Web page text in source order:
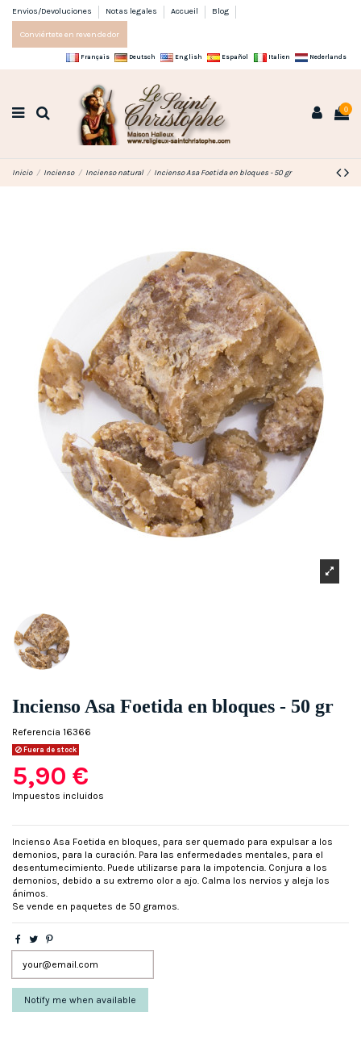
Envios/Devoluciones Notas legales Accueil Blog
Conviértete en revendedor
Français Deutsch English Español Italien Nederlands
0
Inicio Incienso Incienso natural Incienso Asa Foetida en bloques - 50 gr
Incienso Asa Foetida en bloques - 50 gr
Referencia 16366
Fuera de stock
5,90 €
Impuestos incluidos
Incienso Asa Foetida en bloques, para ser quemado para expulsar a los
demonios, para la curación. Para las enfermedades mentales, para el
desentumecimiento. Puede utilizarse para la impotencia. Conjura a los
demonios, debido a su extremo olor a ajo. Calma los nervios y aleja los
ánimos.
Se vende en paquetes de 50 gramos.